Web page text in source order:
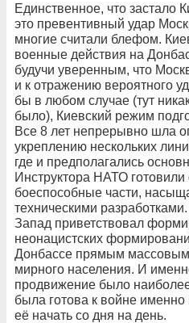
Единственное, что застало
это превентивный удар
многие считали блефом.
военные действия на
будучи уверенным, что
и к отражению вероятного
бы в любом случае (тут
было), Киевский режим
Все 8 лет непрерывно шла
укреплению нескольких
где и предполагались
Инструктора НАТО
боеспособные части,
техническими
Запад приветствовал
неонацистских
Донбассе прямым
мирного населения. И
продвижение было
была готова к войне именно
её начать со дня на день.